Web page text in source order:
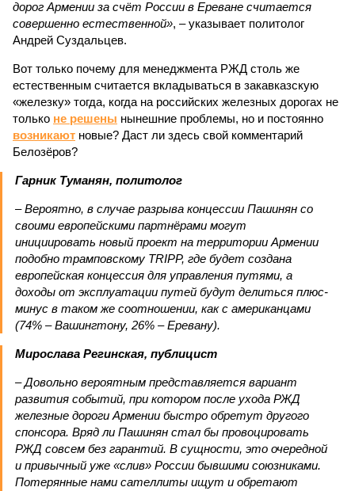
дорог Армении за счёт России в Ереване считается
совершенно естественной», – указывает политолог
Андрей Суздальцев.
Вот только почему для менеджмента РЖД столь же
естественным считается вкладываться в закавказскую
«железку» тогда, когда на российских железных дорогах не
только не решены нынешние проблемы, но и постоянно
возникают новые? Даст ли здесь свой комментарий
Белозёров?
Гарник Туманян, политолог
– Вероятно, в случае разрыва концессии Пашинян со
своими европейскими партнёрами могут
инициировать новый проект на территории Армении
подобно трамповскому TRIPP, где будет создана
европейская концессия для управления путями, а
доходы от эксплуатации путей будут делиться плюс-
минус в таком же соотношении, как с американцами
(74% – Вашингтону, 26% – Еревану).
Мирослава Регинская, публицист
– Довольно вероятным представляется вариант
развития событий, при котором после ухода РЖД
железные дороги Армении быстро обретут другого
спонсора. Вряд ли Пашинян стал бы провоцировать
РЖД совсем без гарантий. В сущности, это очередной
и привычный уже «слив» России бывшими союзниками.
Потерянные нами сателлиты ищут и обретают